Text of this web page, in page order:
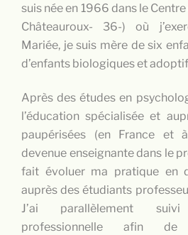
suis née en 1966 dans le
Châteauroux- 36-) où
Mariée, je suis mère de six
d’enfants biologiques et
Après des études en
l’éducation spécialisée et
paupérisées (en France et
devenue enseignante dans le
fait évoluer ma pratique en
auprès des étudiants
J’ai parallèlement
professionnelle afin